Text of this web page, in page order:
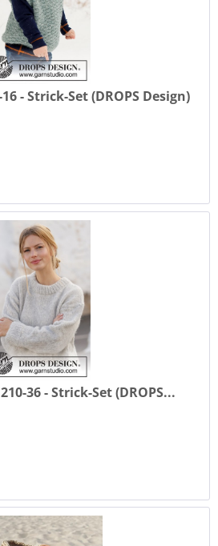
- Strick-Set (DROPS Design)
36 - Strick-Set (DROPS...